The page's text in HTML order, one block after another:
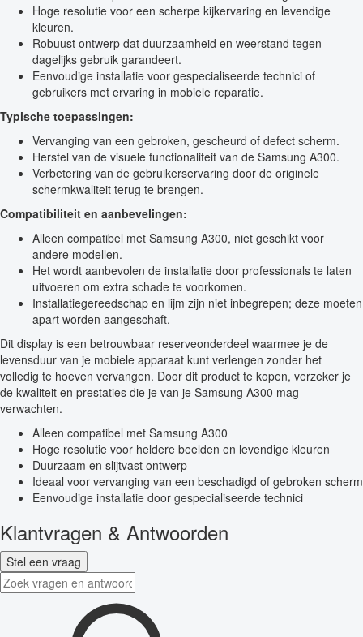
Hoge resolutie voor een scherpe kijkervaring en levendige
kleuren.
Robuust ontwerp dat duurzaamheid en weerstand tegen
dagelijks gebruik garandeert.
Eenvoudige installatie voor gespecialiseerde technici of
gebruikers met ervaring in mobiele reparatie.
Typische toepassingen:
Vervanging van een gebroken, gescheurd of defect scherm.
Herstel van de visuele functionaliteit van de Samsung A300.
Verbetering van de gebruikerservaring door de originele
schermkwaliteit terug te brengen.
Compatibiliteit en aanbevelingen:
Alleen compatibel met Samsung A300, niet geschikt voor
andere modellen.
Het wordt aanbevolen de installatie door professionals te laten
uitvoeren om extra schade te voorkomen.
Installatiegereedschap en lijm zijn niet inbegrepen; deze moeten
apart worden aangeschaft.
Dit display is een betrouwbaar reserveonderdeel waarmee je de
levensduur van je mobiele apparaat kunt verlengen zonder het
volledig te hoeven vervangen. Door dit product te kopen, verzeker je
de kwaliteit en prestaties die je van je Samsung A300 mag
verwachten.
Alleen compatibel met Samsung A300
Hoge resolutie voor heldere beelden en levendige kleuren
Duurzaam en slijtvast ontwerp
Ideaal voor vervanging van een beschadigd of gebroken scherm
Eenvoudige installatie door gespecialiseerde technici
Klantvragen & Antwoorden
Stel een vraag